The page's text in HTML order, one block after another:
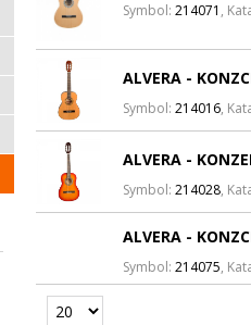
Symbol: 214071 ,
ALVERA -
Symbol: 214016,
ALVERA -
Symbol: 214028,
ALVERA -
Symbol: 214075,